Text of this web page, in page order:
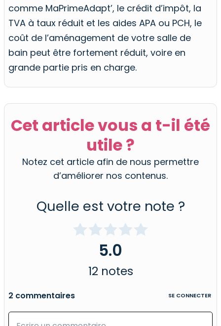
comme MaPrimeAdapt’, le crédit d’impôt, la
TVA à taux réduit et les aides APA ou PCH, le
coût de l’aménagement de votre salle de
bain peut être fortement réduit, voire en
grande partie pris en charge.
Cet article vous a t-il été
utile ?
Notez cet article afin de nous permettre
d’améliorer nos contenus.